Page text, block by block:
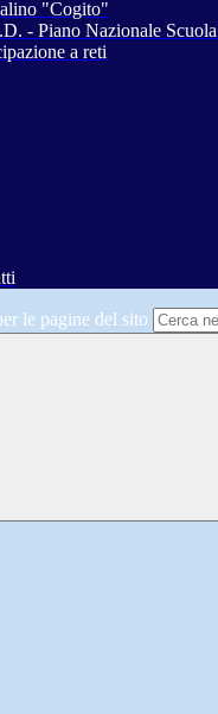
"Cogito"
- Piano Nazionale
a reti
le pagine del sito